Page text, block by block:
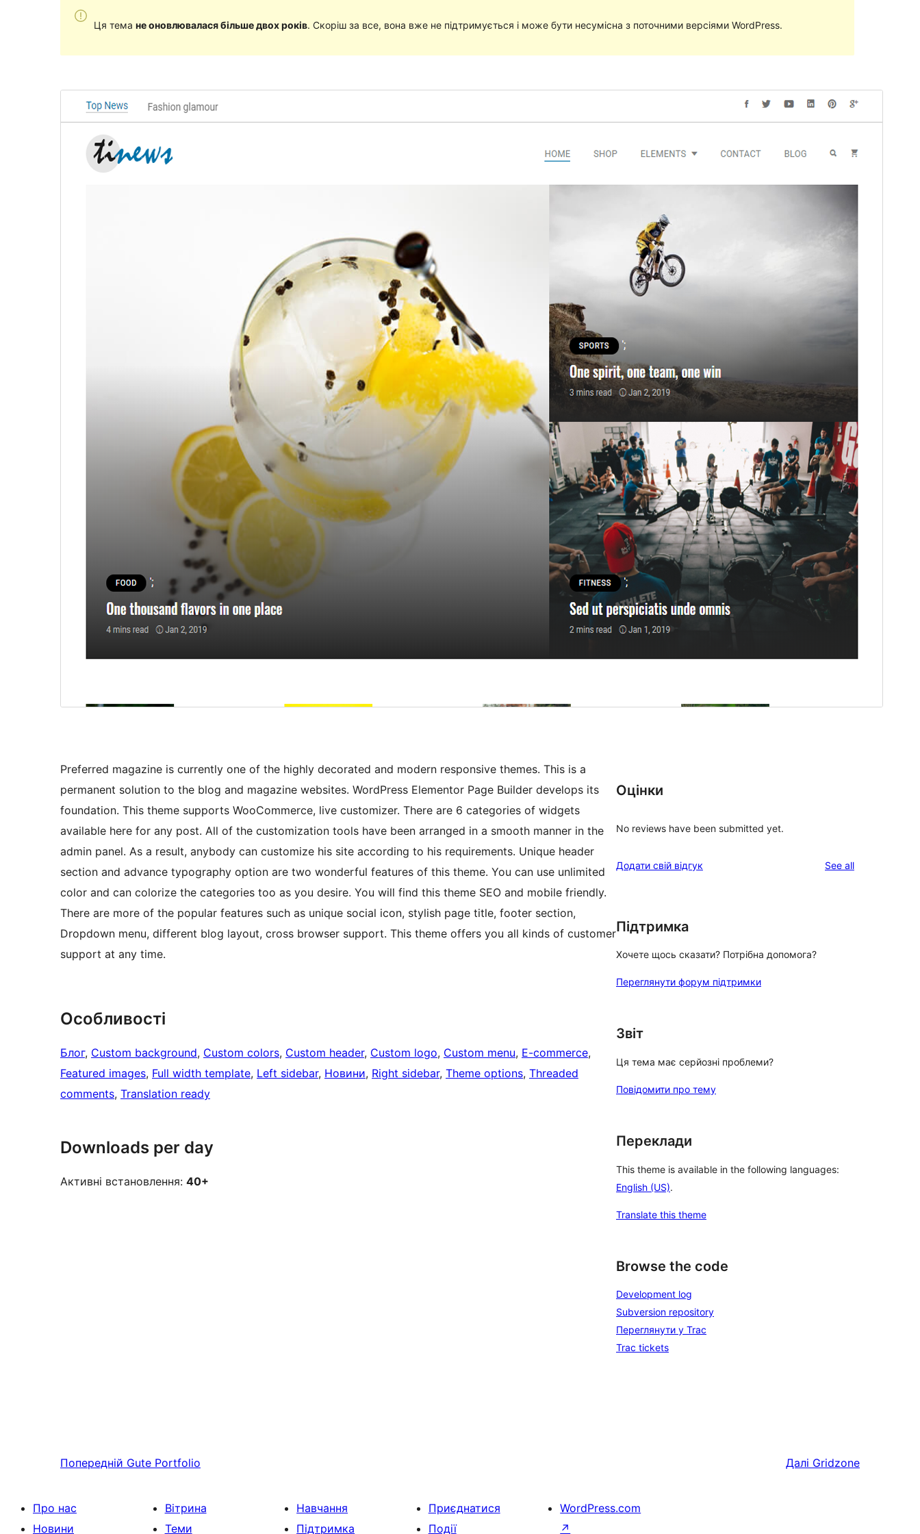
Ця тема не оновлювалася більше двох років. Скоріш за все, вона вже не підтримується і може бути несумісна з поточними версіями WordPress.
Active installations
40+
Preferred magazine is currently one of the highly decorated and modern responsive themes. This is a
permanent solution to the blog and magazine websites. WordPress Elementor Page Builder develops its
foundation. This theme supports WooCommerce, live customizer. There are 6 categories of widgets
available here for any post. All of the customization tools have been arranged in a smooth manner in the
admin panel. As a result, anybody can customize his site according to his requirements. Unique header
section and advance typography option are two wonderful features of this theme. You can use unlimited
color and can colorize the categories too as you desire. You will find this theme SEO and mobile friendly.
There are more of the popular features such as unique social icon, stylish page title, footer section,
Dropdown menu, different blog layout, cross browser support. This theme offers you all kinds of customer
support at any time.
Особливості
Блог, Custom background, Custom colors, Custom header, Custom logo, Custom menu, E-commerce
Featured images, Full width template, Left sidebar, Новини, Right sidebar, Theme options, Threaded
comments, Translation ready
Downloads per day
Активні встановлення: 40+
Оцінки
No reviews have been submitted yet.
Додати свій відгук See allreviews
Підтримка
Хочете щось сказати? Потрібна допомога?
Переглянути форум підтримки
Звіт
Ця тема має серйозні проблеми?
Повідомити про тему
Переклади
This theme is available in the following languages:
English (US).
Translate this theme
Browse the code
Development log
Subversion repository
Переглянути у Trac
Trac tickets
Попередній Gute Portfolio Далі Gridzone
Про нас
Новини
Вітрина
Теми
Навчання
Підтримка
Приєднатися
Події
WordPress.com
↗